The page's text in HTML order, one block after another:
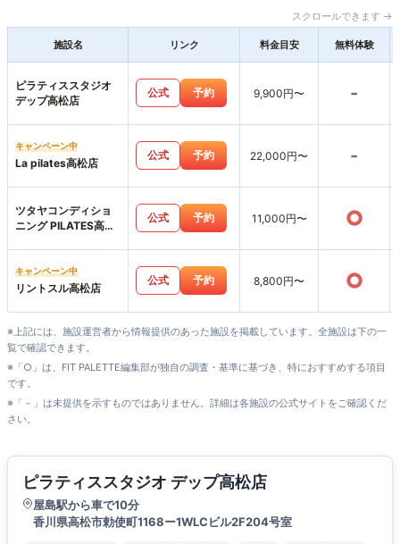
スクロールできます →
施設名 リンク 料金目安 無料体験
ピラティススタジオ
デップ高松店
公式 予約 9,900円〜 -
キャンペーン中
La pilates高松店
公式 予約 22,000円〜 -
ツタヤコンディショ
ニング PILATES高松
公式 予約 11,000円〜 ○
キャンペーン中
リントスル高松店
公式 予約 8,800円〜 ○
※上記には、施設運営者から情報提供のあった施設を掲載しています。全施設は下の一
覧で確認できます。
※「○」は、FIT PALETTE編集部が独自の調査・基準に基づき、特におすすめする項目
です。
※「－」は未提供を示すものではありません。詳細は各施設の公式サイトをご確認くだ
さい。
ピラティススタジオ デップ高松店
屋島駅から車で10分
香川県高松市勅使町1168ー1WLCビル2F204号室